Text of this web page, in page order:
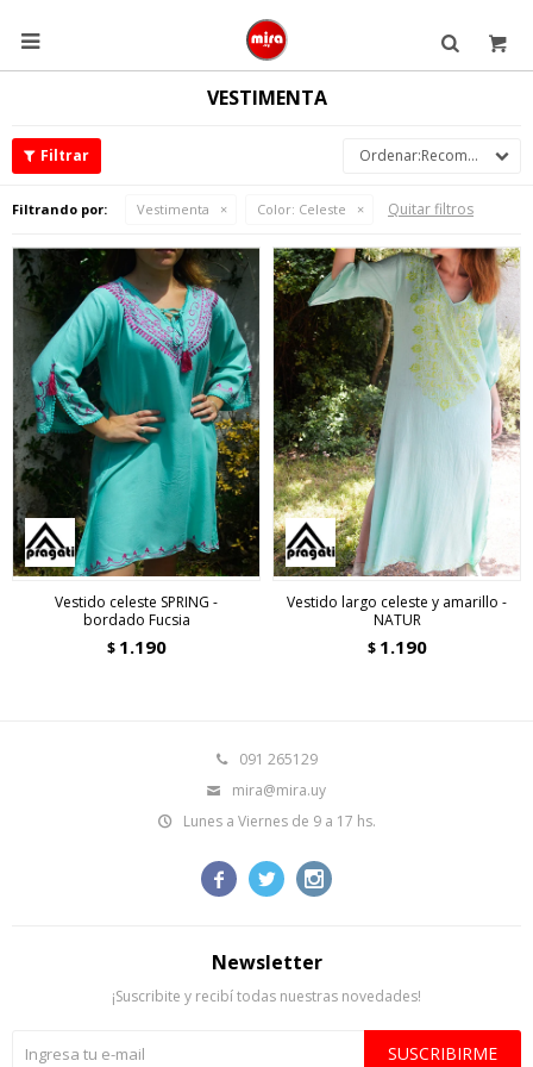

VESTIMENTA
Recomendados
Filtrando por: Vestimenta Color: Celeste Quitar filtros
Vestido celeste SPRING -
bordado Fucsia
$ 1.190
Vestido largo celeste y amarillo -
NATUR
$ 1.190
091 265129
mira@mira.uy
Lunes a Viernes de 9 a 17 hs.
  
Newsletter
¡Suscribite y recibí todas nuestras novedades!
SUSCRIBIRME